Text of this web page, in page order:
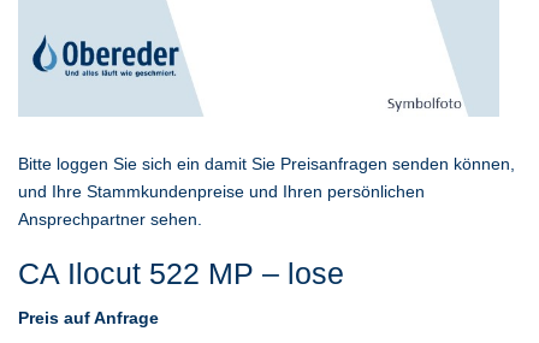
CA Ilocut 522 MP – lose
Preis auf Anfrage
Bitte loggen Sie sich ein damit Sie Preisanfragen senden können,
und Ihre Stammkundenpreise und Ihren persönlichen
Ansprechpartner sehen.